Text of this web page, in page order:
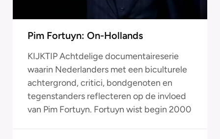
Pim Fortuyn: On-Hollands
KIJKTIP Achtdelige documentaireserie
waarin Nederlanders met een biculturele
achtergrond, critici, bondgenoten en
tegenstanders reflecteren op de invloed
van Pim Fortuyn. Fortuyn wist begin 2000